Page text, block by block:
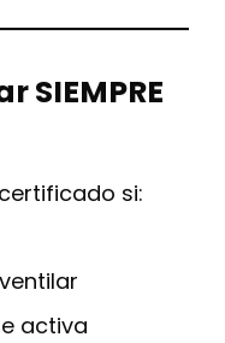
SIEMPRE
si:
activa